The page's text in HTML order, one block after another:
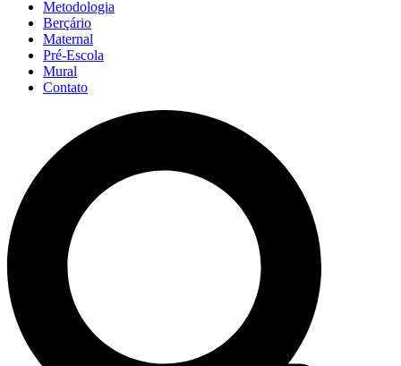
Metodologia
Berçário
Maternal
Pré-Escola
Mural
Contato